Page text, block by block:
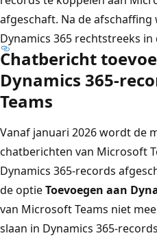
afgeschaft. Na de
Dynamics 365 rechtstreeks
Chatbericht
Dynamics 365-
Teams
Vanaf januari 2026 wordt de
chatberichten van Microsoft
Dynamics 365-records
de optieToevoegen aan
van Microsoft Teams niet
slaan in Dynamics 365-